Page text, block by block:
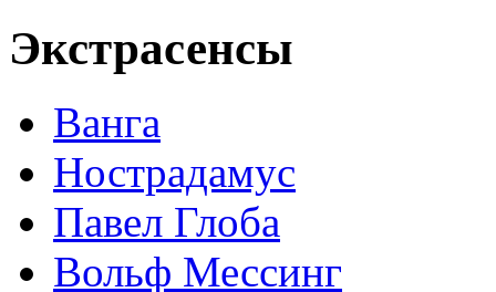
Экстрасенсы
Ванга
Нострадамус
Павел Глоба
Вольф Мессинг